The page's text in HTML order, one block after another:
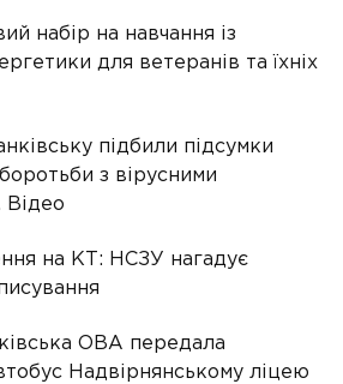
набір на навчання із
для ветеранів та їхніх
підбили підсумки
з вірусними
Відео
на КТ: НСЗУ нагадує
ОВА передала
Надвірнянському ліцею